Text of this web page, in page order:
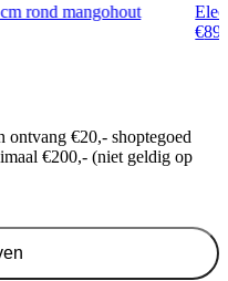
rond mangohout
€
ontvang €20,- shoptegoed
€200,- (niet geldig op